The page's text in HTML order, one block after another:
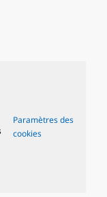
Paramètres des
cookies